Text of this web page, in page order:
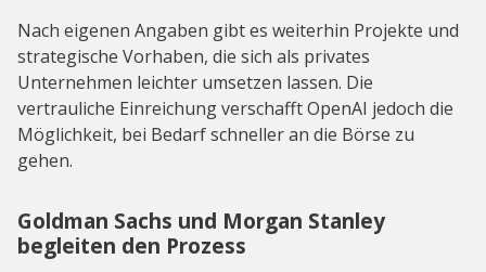
Nach eigenen Angaben gibt es weiterhin Projekte und
strategische Vorhaben, die sich als privates
Unternehmen leichter umsetzen lassen. Die
vertrauliche Einreichung verschafft OpenAI jedoch die
Möglichkeit, bei Bedarf schneller an die Börse zu
gehen.
Goldman Sachs und Morgan Stanley
begleiten den Prozess